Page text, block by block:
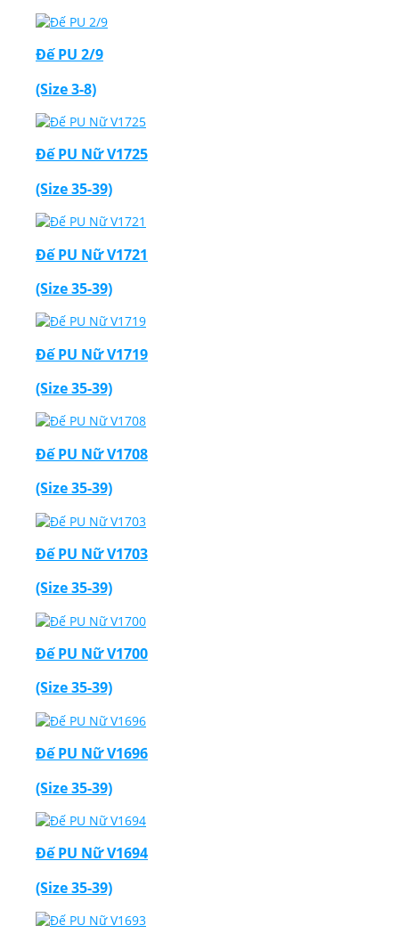
Đế PU 2/9
(Size 3-8)
Đế PU Nữ V1725
(Size 35-39)
Đế PU Nữ V1721
(Size 35-39)
Đế PU Nữ V1719
(Size 35-39)
Đế PU Nữ V1708
(Size 35-39)
Đế PU Nữ V1703
(Size 35-39)
Đế PU Nữ V1700
(Size 35-39)
Đế PU Nữ V1696
(Size 35-39)
Đế PU Nữ V1694
(Size 35-39)